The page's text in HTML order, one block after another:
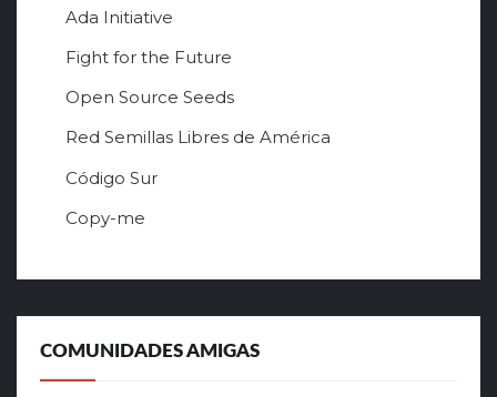
Ada Initiative
Fight for the Future
Open Source Seeds
Red Semillas Libres de América
о
и
л
ь
Código Sur
Copy-me
COMUNIDADES AMIGAS